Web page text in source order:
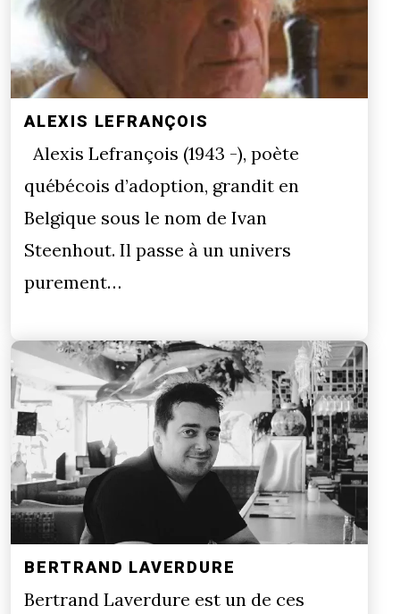
ALEXIS LEFRANÇOIS
Alexis Lefrançois (1943 -), poète
québécois d’adoption, grandit en
Belgique sous le nom de Ivan
Steenhout. Il passe à un univers
purement…
BERTRAND LAVERDURE
Bertrand Laverdure est un de ces